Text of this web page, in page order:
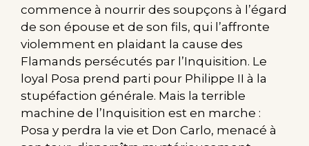
commence à nourrir des soupçons à l’égard
de son épouse et de son fils, qui l’affronte
violemment en plaidant la cause des
Flamands persécutés par l’Inquisition. Le
loyal Posa prend parti pour Philippe II à la
stupéfaction générale. Mais la terrible
machine de l’Inquisition est en marche :
Posa y perdra la vie et Don Carlo, menacé à